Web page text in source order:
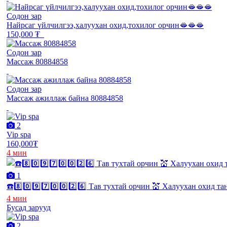
Содон зар
Найрсаг үйлчилгээ,халуухан охид,тохилог орчин🫦🫦🫦
150,000 ₮
Содон зар
Массаж 80884858
Содон зар
Массаж ажиллаж байна 80884858
2
Vip spa
160,000₮
4 мин
1
☎️8️⃣0️⃣9️⃣7️⃣0️⃣0️⃣2️⃣6️⃣ Тав тухтай орчин 💒 Халуухан охид
4 мин
Бусад зарууд